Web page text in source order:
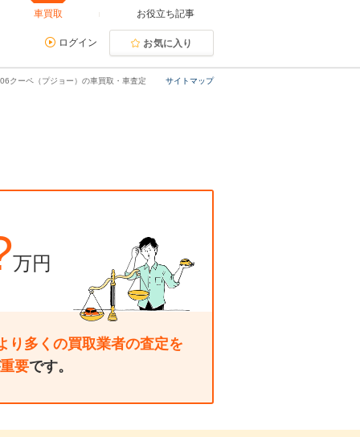
車買取 お役立ち記事
ログイン お気に入り
サイトマップ
クーペ（プジョー）の車買取・車査定
万円
り多くの買取業者の査定を
重要です。